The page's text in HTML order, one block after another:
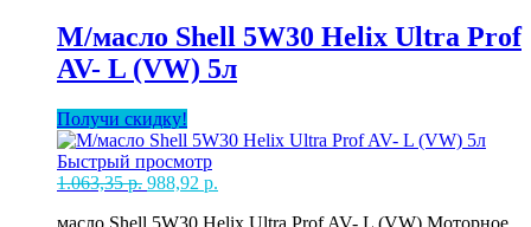
5л
М/масло Shell 5W30 Helix Ultra Prof
AV- L (VW) 5л
Получи скидку!
Быстрый просмотр
1.063,35р. Первоначальная
988,92 р.
масло Shell 5W30 Helix Ultra Prof AV- L (VW) Моторное